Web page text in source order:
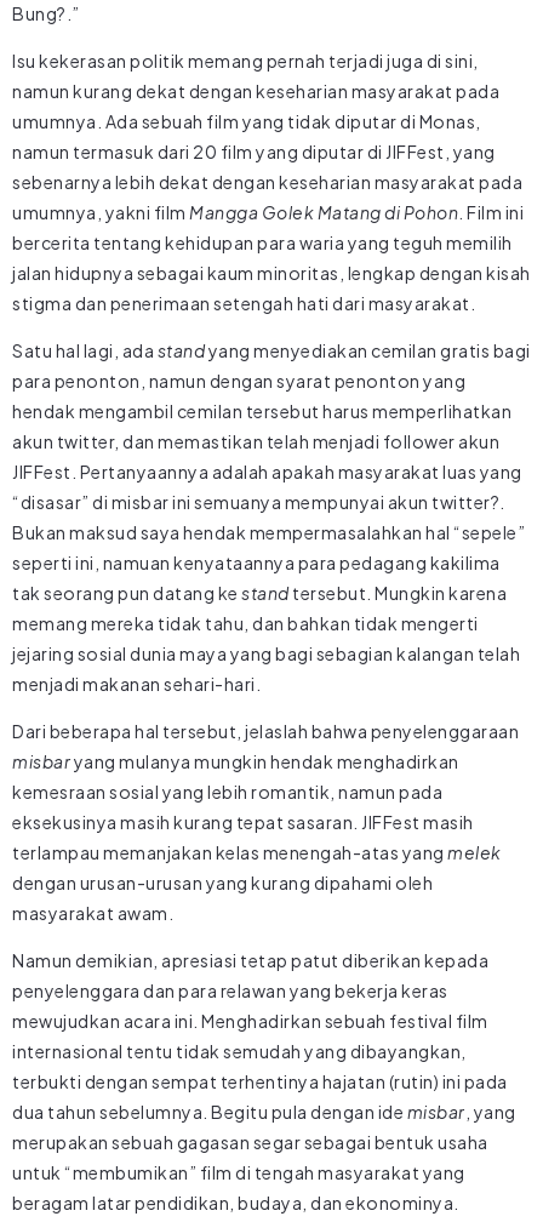
Bung?.”
Isu kekerasan politik memang pernah terjadi juga di sini,
namun kurang dekat dengan keseharian masyarakat pada
umumnya. Ada sebuah film yang tidak diputar di Monas,
namun termasuk dari 20 film yang diputar di JIFFest, yang
sebenarnya lebih dekat dengan keseharian masyarakat pada
umumnya, yakni film Mangga Golek Matang di Pohon . Film ini
bercerita tentang kehidupan para waria yang teguh memilih
jalan hidupnya sebagai kaum minoritas, lengkap dengan kisah
stigma dan penerimaan setengah hati dari masyarakat.
Satu hal lagi, ada standyang menyediakan cemilan gratis bagi
para penonton, namun dengan syarat penonton yang
hendak mengambil cemilan tersebut harus memperlihatkan
akun twitter, dan memastikan telah menjadi follower akun
JIFFest. Pertanyaannya adalah apakah masyarakat luas yang
“disasar” di misbar ini semuanya mempunyai akun twitter?.
Bukan maksud saya hendak mempermasalahkan hal “sepele”
seperti ini, namuan kenyataannya para pedagang kakilima
tak seorang pun datang ke standtersebut. Mungkin karena
memang mereka tidak tahu, dan bahkan tidak mengerti
jejaring sosial dunia maya yang bagi sebagian kalangan telah
menjadi makanan sehari-hari.
Dari beberapa hal tersebut, jelaslah bahwa penyelenggaraan
misbaryang mulanya mungkin hendak menghadirkan
kemesraan sosial yang lebih romantik, namun pada
eksekusinya masih kurang tepat sasaran. JIFFest masih
terlampau memanjakan kelas menengah-atas yang melek
dengan urusan-urusan yang kurang dipahami oleh
masyarakat awam.
Namun demikian, apresiasi tetap patut diberikan kepada
penyelenggara dan para relawan yang bekerja keras
mewujudkan acara ini. Menghadirkan sebuah festival film
internasional tentu tidak semudah yang dibayangkan,
terbukti dengan sempat terhentinya hajatan (rutin) ini pada
dua tahun sebelumnya. Begitu pula dengan ide misbar , yang
merupakan sebuah gagasan segar sebagai bentuk usaha
untuk “membumikan” film di tengah masyarakat yang
beragam latar pendidikan, budaya, dan ekonominya.